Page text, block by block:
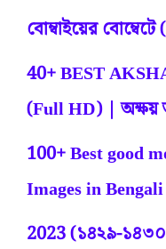
বোম্বাইয়ের
40+ BEST
(Full HD) | অক্ষয়
100+ Best good
Images in Bengali
2023 (১৪২৯-